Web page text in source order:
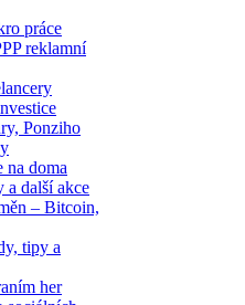
práce
reklamní
Ponziho
na doma
a další akce
– Bitcoin,
tipy a
her